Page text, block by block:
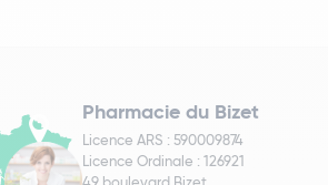
Pharmacie du Bizet
Licence ARS : 590009874
Licence Ordinale : 126921